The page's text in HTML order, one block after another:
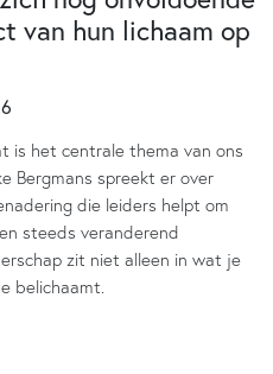
van hun lichaam op
is het centrale thema van ons
Bergmans spreekt er over
die leiders helpt om
steeds veranderend
zit niet alleen in wat je
belichaamt.